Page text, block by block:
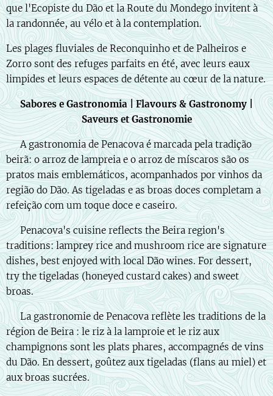
que l'Ecopiste du Dão et la Route du Mondego invitent à
la randonnée, au vélo et à la contemplation.
Les plages fluviales de Reconquinho et de Palheiros e
Zorro sont des refuges parfaits en été, avec leurs eaux
limpides et leurs espaces de détente au cœur de la nature.
Sabores e Gastronomia | Flavours & Gastronomy |
Saveurs et Gastronomie
🇵🇹 A gastronomia de Penacova é marcada pela tradição
beirã: o arroz de lampreia e o arroz de míscaros são os
pratos mais emblemáticos, acompanhados por vinhos da
região do Dão. As tigeladas e as broas doces completam a
refeição com um toque doce e caseiro.
🇬🇧 Penacova's cuisine reflects the Beira region's
traditions: lamprey rice and mushroom rice are signature
dishes, best enjoyed with local Dão wines. For dessert,
try the tigeladas (honeyed custard cakes) and sweet
broas.
🇫🇷 La gastronomie de Penacova reflète les traditions de la
région de Beira : le riz à la lamproie et le riz aux
champignons sont les plats phares, accompagnés de vins
du Dão. En dessert, goûtez aux tigeladas (flans au miel) et
aux broas sucrées.